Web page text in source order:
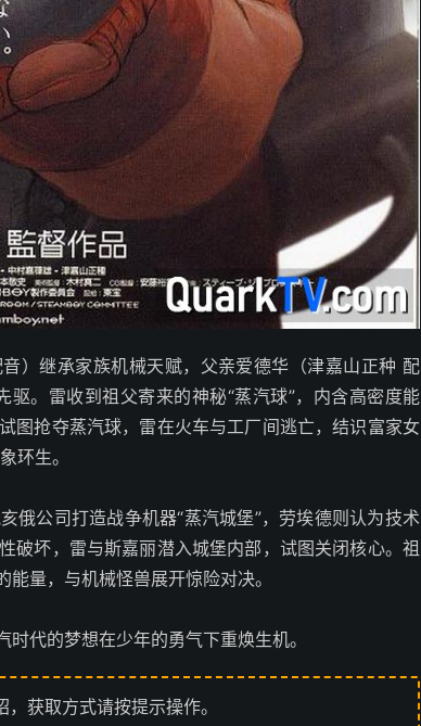
）继承家族机械天赋，父亲爱德华（津嘉山正种 配
。雷收到祖父寄来的神秘“蒸汽球”，内含高密度能
图抢夺蒸汽球，雷在火车与工厂间逃亡，结识富家女
环生。
俄公司打造战争机器“蒸汽城堡”，劳埃德则认为技术
破坏，雷与斯嘉丽潜入城堡内部，试图关闭核心。祖
量，与机械怪兽展开惊险对决。
代的梦想在少年的勇气下重焕生机。
获取方式请按提示操作。